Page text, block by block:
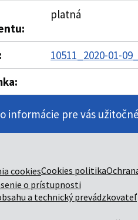
platná
10511_2020-01-
informácie pre vás
cookiesCookies politika
o prístupnosti
a technický prevádzkovateľ